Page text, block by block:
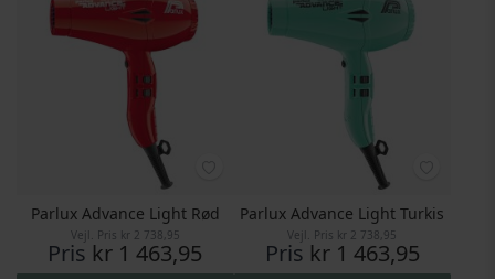
Parlux Advance Light Rød
Vejl. Pris kr 2 738,95
Pris kr 1 463,95
Parlux Advance Light Turkis
Vejl. Pris kr 2 738,95
Pris kr 1 463,95